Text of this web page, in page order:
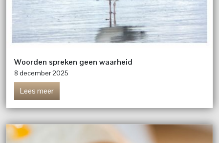
Woorden spreken geen waarheid
8 december 2025
Lees meer